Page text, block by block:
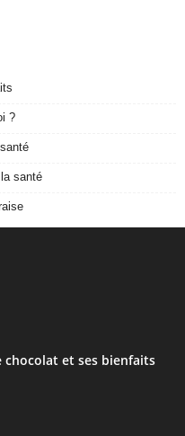
?
santé
chocolat et ses bienfaits